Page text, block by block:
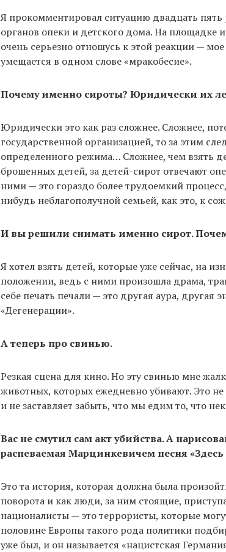
Я прокомментировал ситуацию двадцать пять
органов опеки и детского дома. На площадке
очень серьезно отношусь к этой реакции —
умещается в одном слове «мракобесие».
Почему именно сироты? Юридически их
Юридически это как раз сложнее. Сложнее,
государственной организацией, то за этим
определенного режима… Сложнее, чем взять
брошенных детей, за детей-сирот отвечают
ними — это гораздо более трудоемкий
нибудь неблагополучной семьей, как это, к
И вы решили снимать именно сирот.
Я хотел взять детей, которые уже сейчас, на
положении, ведь с ними произошла драма,
себе печать печали — это другая аура, другая
«Дегенерации».
А теперь про свинью.
Резкая сцена для кино. Но эту свинью мне
животных, которых ежедневно убивают. Это не
и не заставляет забыть, что мы едим то, что
Вас не смутил сам акт убийства. А
распеваемая Марцинкевичем песня
Это та история, которая должна была
поворота и как люди, за ним стоящие,
националисты — это террористы, которые
половине Европы такого рода политики
уже был, и он называется «нацистская